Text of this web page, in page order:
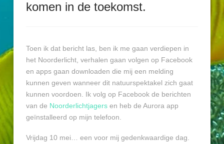
komen in de toekomst.
Toen ik dat bericht las, ben ik me gaan verdiepen in
het Noorderlicht, verhalen gaan volgen op Facebook
en apps gaan downloaden die mij een melding
kunnen geven wanneer dit natuurspektakel zich gaat
kunnen voordoen. Ik volg op Facebook de berichten
van de Noorderlichtjagersen heb de Aurora app
geïnstalleerd op mijn telefoon.
Vrijdag 10 mei… een voor mij gedenkwaardige dag.